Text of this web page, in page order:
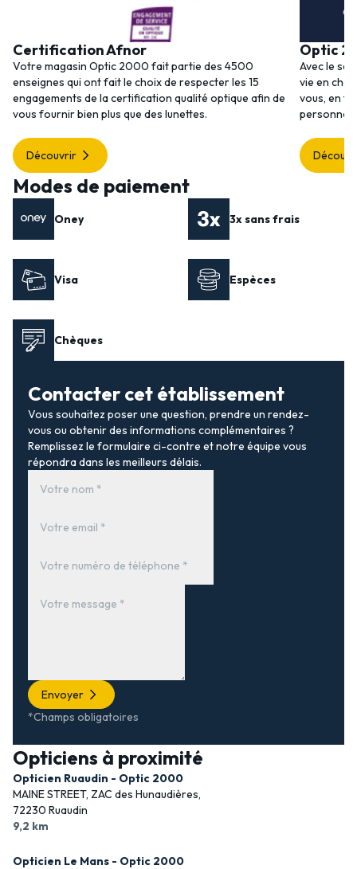
Certification Afnor
Votre magasin Optic 2000 fait partie des 4500
enseignes qui ont fait le choix de respecter les 15
engagements de la certification qualité optique afin de
vous fournir bien plus que des lunettes.
Découvrir
Optic
Avec le
vie en
vous, en
Modes de paiement
Oney 3x sans frais
Visa Espèces
Chèques
Contacter cet établissement
Vous souhaitez poser une question, prendre un rendez-
vous ou obtenir des informations complémentaires ?
Remplissez le formulaire ci-contre et notre équipe vous
répondra dans les meilleurs délais.
Envoyer
*Champs obligatoires
Opticiens à proximité
Opticien Ruaudin - Optic 2000
MAINE STREET, ZAC des Hunaudières,
72230 Ruaudin
9,2 km
Opticien Le Mans - Optic 2000